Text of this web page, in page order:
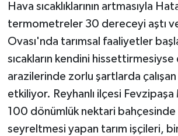
Hava sıcaklıklarının artmasıyla
termometreler 30 dereceyi aştı
Ovası'nda tarımsal faaliyetler
sıcakların kendini hissettirmesiyse
arazilerinde zorlu şartlarda
etkiliyor. Reyhanlı ilçesi
100 dönümlük nektari bahçesinde
seyreltmesi yapan tarım işçileri,